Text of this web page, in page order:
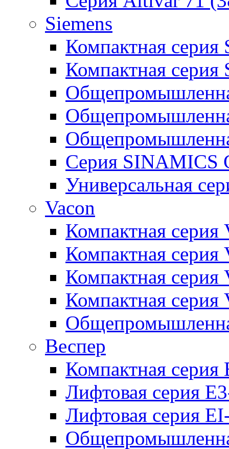
Siemens
Компактная
Компактная
Серия SINAMICS
Универсальная
Vacon
Компактная серия
Компактная серия
Компактная
Компактная серия
Веспер
Компактная серия
Лифтовая серия
Лифтовая серия